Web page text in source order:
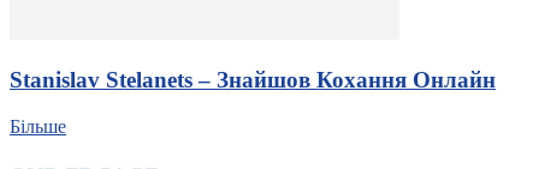
Stanislav Stelanets – Знайшов Кохання Онлайн
Більше